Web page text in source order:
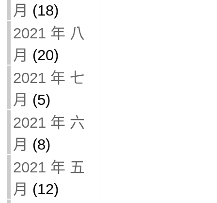
月 (18)
2021 年 八
月 (20)
2021 年 七
月 (5)
2021 年 六
月 (8)
2021 年 五
月 (12)